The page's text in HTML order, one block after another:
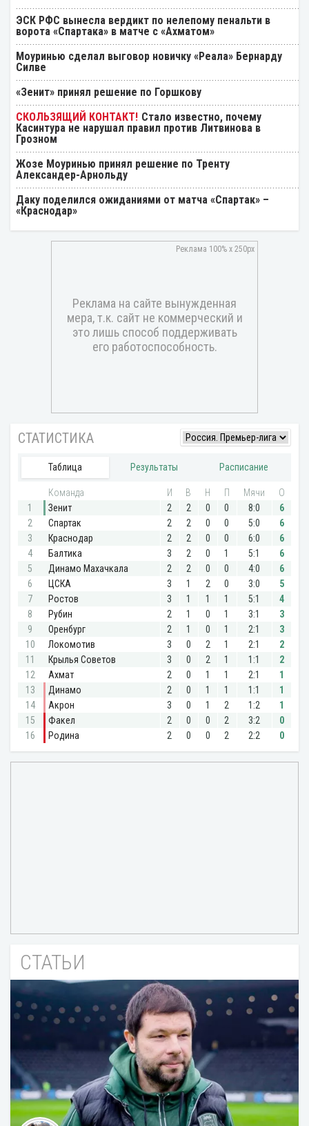
ЭСК РФС вынесла вердикт по нелепому пенальти в
ворота «Спартака» в матче с «Ахматом»
Моуринью сделал выговор новичку «Реала» Бернарду
Силве
«Зенит» принял решение по Горшкову
Стало известно, почему
Касинтура не нарушал правил против Литвинова в
Грозном
Жозе Моуринью принял решение по Тренту
Александер-Арнольду
Даку поделился ожиданиями от матча «Спартак» –
«Краснодар»
СТАТЬИ